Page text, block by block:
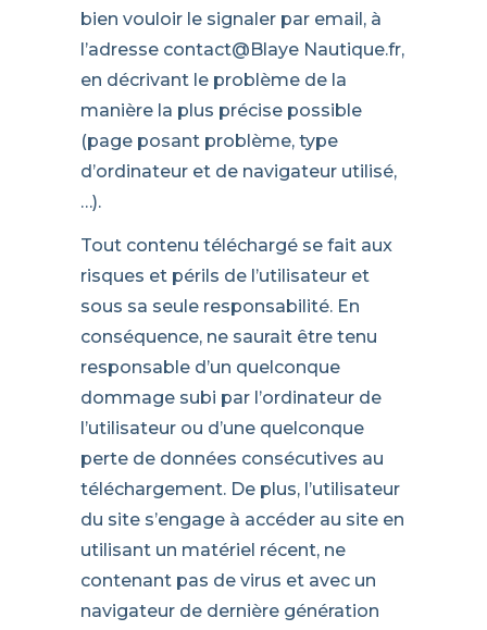
bien vouloir le signaler par email, à
l’adresse contact@Blaye Nautique.fr,
en décrivant le problème de la
manière la plus précise possible
(page posant problème, type
d’ordinateur et de navigateur utilisé,
…).
Tout contenu téléchargé se fait aux
risques et périls de l’utilisateur et
sous sa seule responsabilité. En
conséquence, ne saurait être tenu
responsable d’un quelconque
dommage subi par l’ordinateur de
l’utilisateur ou d’une quelconque
perte de données consécutives au
téléchargement. De plus, l’utilisateur
du site s’engage à accéder au site en
utilisant un matériel récent, ne
contenant pas de virus et avec un
navigateur de dernière génération